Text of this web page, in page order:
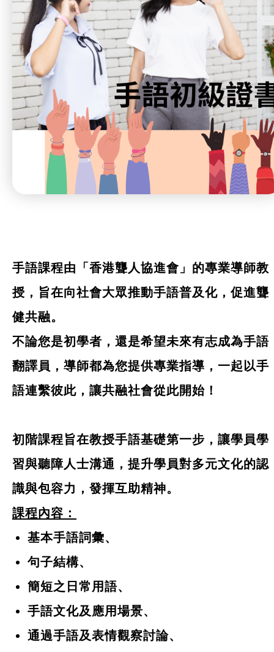
手語課程由「香港聾人協進會」的專業導師教
授，旨在向社會大眾推動手語普及化，促進聾
健共融。
不論您是初學者，還是希望未來有志成為手語
翻譯員，導師都為您提供專業指導，一起以手
語連繫彼此，讓共融社會從此開始！
初階課程旨在教授手語基礎第一步，讓學員學
習與聽障人士溝通，提升學員對多元文化的認
識與包容力，發揮互助精神。
課程內容：
基本手語詞彙、
句子結構、
簡短之日常用語、
手語文化及應用場景、
通過手語及表情觀察討論、